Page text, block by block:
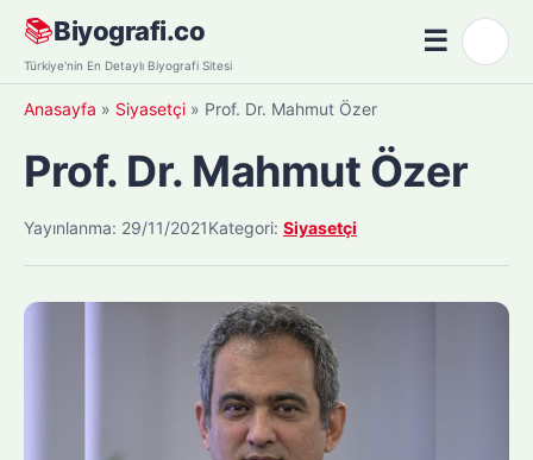
Skip
content
📚Biyografi.co
Türkiye'nin En Detaylı Biyografi Sitesi
☰Menü
Anasayfa » Siyasetçi » Prof. Dr. Mahmut Özer
Prof. Dr. Mahmut Özer
Yayınlanma: 29/11/2021Kategori: Siyasetçi